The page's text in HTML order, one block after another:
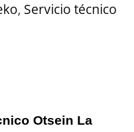
, Servicio técnico
Otsein La